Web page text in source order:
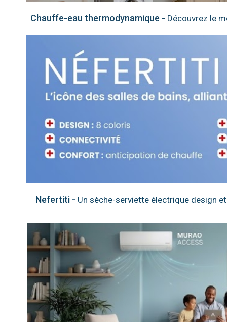
Chauffe-eau thermodynamique - Découvrez le
Nefertiti - Un sèche-serviette électrique design